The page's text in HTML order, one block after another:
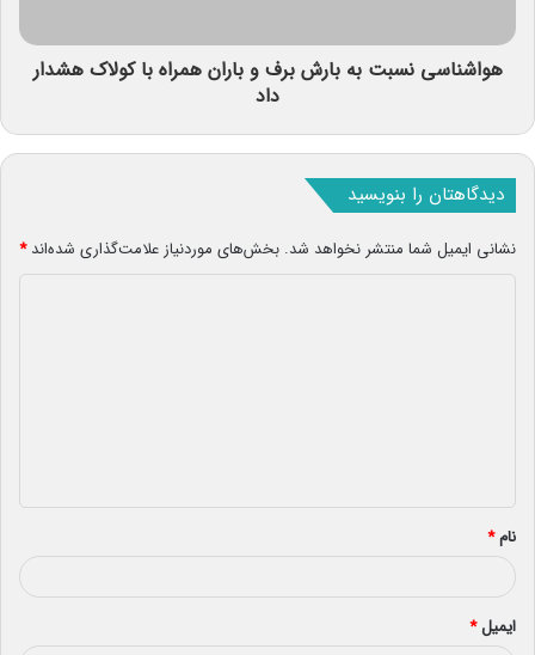
هواشناسی نسبت به بارش برف و باران همراه با کولاک هشدار
داد
دیدگاهتان را بنویسید
نشانی ایمیل شما منتشر نخواهد شد. بخش‌های موردنیاز علامت‌گذاری شده‌اند*
*
نام*
ایمیل*